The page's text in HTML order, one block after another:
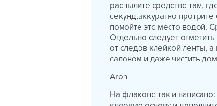
распылите средство там,
секунд;аккуратно
помойте это место водой.
Отдельно следует
от следов клейкой ленты,
салоном и даже чистить
Aron
На флаконе так и